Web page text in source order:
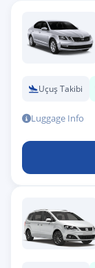
Uçuş Takibi
Luggage Info